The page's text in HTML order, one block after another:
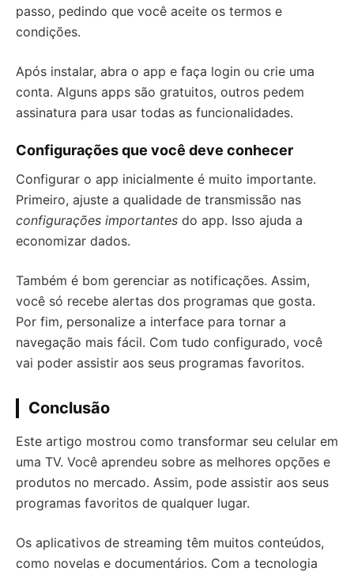
passo, pedindo que você aceite os termos e
condições.
Após instalar, abra o app e faça login ou crie uma
conta. Alguns apps são gratuitos, outros pedem
assinatura para usar todas as funcionalidades.
Configurações que você deve conhecer
Configurar o app inicialmente é muito importante.
Primeiro, ajuste a qualidade de transmissão nas
configurações importantes do app. Isso ajuda a
economizar dados.
Também é bom gerenciar as notificações. Assim,
você só recebe alertas dos programas que gosta.
Por fim, personalize a interface para tornar a
navegação mais fácil. Com tudo configurado, você
vai poder assistir aos seus programas favoritos.
Conclusão
Este artigo mostrou como transformar seu celular em
uma TV. Você aprendeu sobre as melhores opções e
produtos no mercado. Assim, pode assistir aos seus
programas favoritos de qualquer lugar.
Os aplicativos de streaming têm muitos conteúdos,
como novelas e documentários. Com a tecnologia